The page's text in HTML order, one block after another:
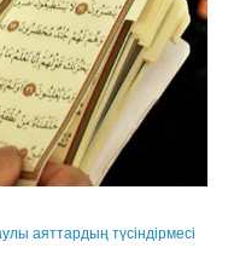
аяттардың түсіндірмесі